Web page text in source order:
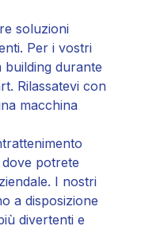
soluzioni
Per i vostri
building durante
Rilassatevi con
macchina
potrete
I nostri
a disposizione
divertenti e